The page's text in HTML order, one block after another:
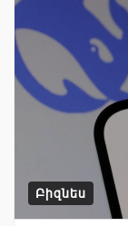
Բիզնես